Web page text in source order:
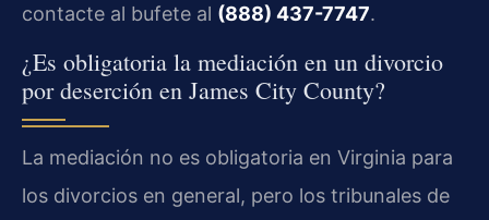
contacte al bufete al (888) 437-7747.
¿Es obligatoria la mediación en un divorcio
por deserción en James City County?
La mediación no es obligatoria en Virginia para
los divorcios en general, pero los tribunales de